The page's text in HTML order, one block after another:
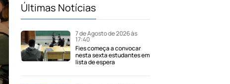
Últimas Notícias
7 de Agosto de 2026 às
17:40
Fies começa a convocar
nesta sexta estudantes em
lista de espera